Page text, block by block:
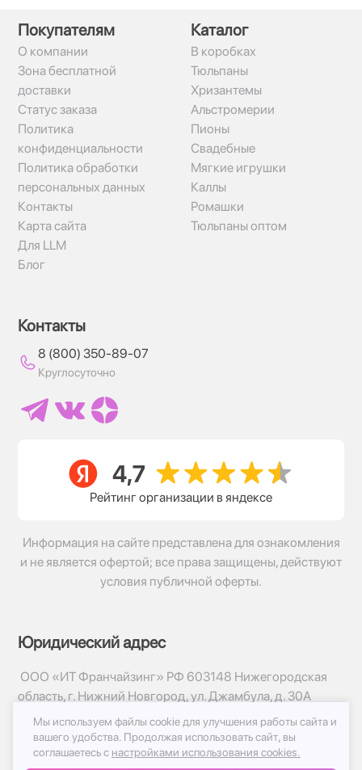
Покупателям
О компании
Зона бесплатной
доставки
Статус заказа
Политика
конфиденциальности
Политика обработки
персональных данных
Контакты
Карта сайта
Для LLM
Блог
Каталог
В коробках
Тюльпаны
Хризантемы
Альстромерии
Пионы
Свадебные
Мягкие игрушки
Каллы
Ромашки
Тюльпаны оптом
Контакты
8 (800) 350-89-07
Круглосуточно
Рейтинг организации в яндексе
Информация на сайте представлена для ознакомления
и не является офертой; все права защищены, действуют
условия публичной оферты.
Юридический адрес
ООО «ИТ Франчайзинг» РФ 603148 Нижегородская
область, г. Нижний Новгород, ул. Джамбула, д. 30А
© 2017-2026г, База Цветов 24.ру
Политика конфиденциальности
Мы используем файлы cookie для улучшения работы сайта и
вашего удобства. Продолжая использовать сайт, вы
соглашаетесь с настройками использования cookies.